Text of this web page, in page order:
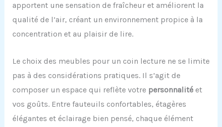
apportent une sensation de fraîcheur et améliorent la
qualité de l’air, créant un environnement propice à la
concentration et au plaisir de lire.
Le choix des meubles pour un coin lecture ne se limite
pas à des considérations pratiques. Il s’agit de
composer un espace qui reflète votre personnalitéet
vos goûts. Entre fauteuils confortables, étagères
élégantes et éclairage bien pensé, chaque élément